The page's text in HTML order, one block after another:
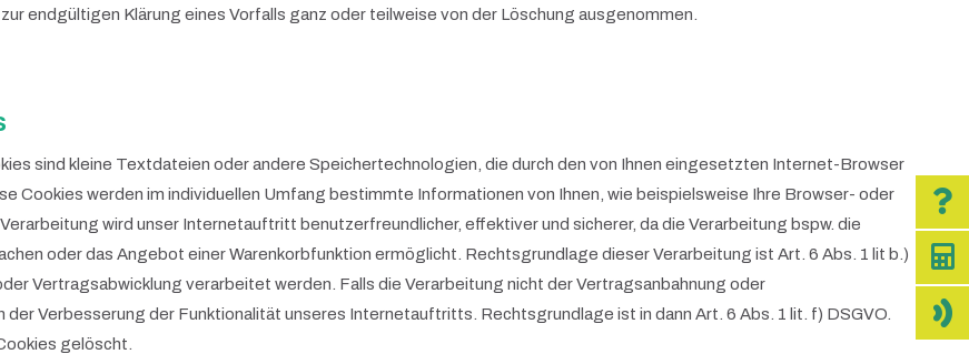
endgültigen Klärung eines Vorfalls ganz oder teilweise von der Löschung ausgenommen.
sind kleine Textdateien oder andere Speichertechnologien, die durch den von Ihnen eingesetzten Internet-Browser
Cookies werden im individuellen Umfang bestimmte Informationen von Ihnen, wie beispielsweise Ihre Browser- oder
wird unser Internetauftritt benutzerfreundlicher, effektiver und sicherer, da die Verarbeitung bspw. die
oder das Angebot einer Warenkorbfunktion ermöglicht. Rechtsgrundlage dieser Verarbeitung ist Art. 6 Abs. 1 lit b.)
Vertragsabwicklung verarbeitet werden. Falls die Verarbeitung nicht der Vertragsanbahnung oder
Verbesserung der Funktionalität unseres Internetauftritts. Rechtsgrundlage ist in dann Art. 6 Abs. 1 lit. f) DSGVO.
gelöscht.